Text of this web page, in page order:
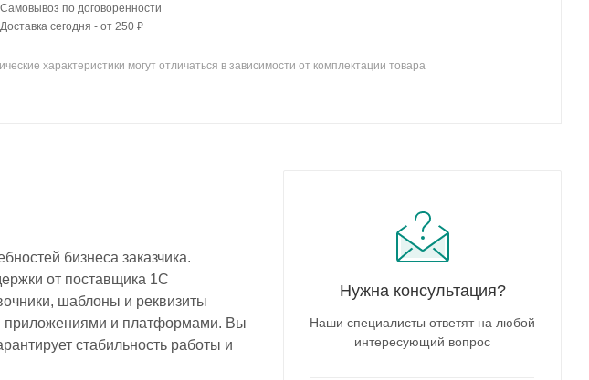
Самовывоз по договоренности
Доставка сегодня - от 250 ₽
характеристики могут отличаться в зависимости от комплектации товара
бизнеса заказчика.
от поставщика 1С
шаблоны и реквизиты
приложениями и платформами. Вы
стабильность работы и
Нужна консультация?
Наши специалисты ответят на любой
интересующий вопрос